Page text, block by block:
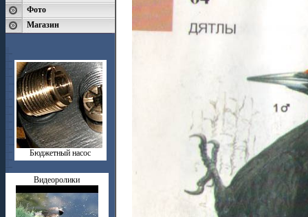
Фото
Магазин
Бюджетный насос
Видеоролики